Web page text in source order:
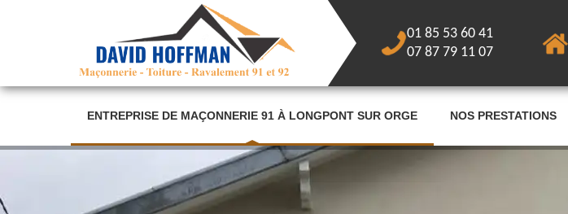
01 85 53 60 41
07 87 79 11 07
ENTREPRISE DE MAÇONNERIE 91 À LONGPONT SUR ORGE NOS PRESTATIONS